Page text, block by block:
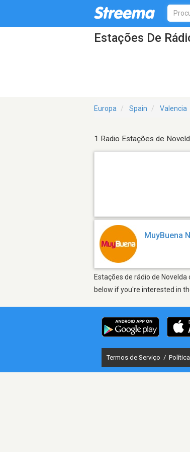
Estações De
Europa Spain Valencia
1 Radio Estações de
MuyBuena
Estações de rádio de
below if you're interested in
Termos de Serviço /